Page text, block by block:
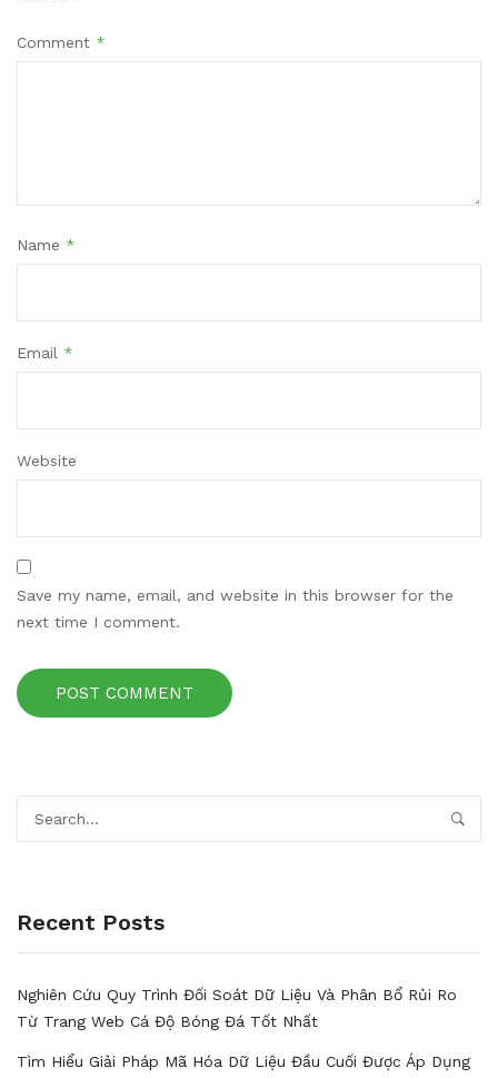
Comment *
Name *
Email *
Website
Save my name, email, and website in this browser for the
next time I comment.
Recent Posts
Nghiên Cứu Quy Trình Đối Soát Dữ Liệu Và Phân Bổ Rủi Ro
Từ Trang Web Cá Độ Bóng Đá Tốt Nhất
Tìm Hiểu Giải Pháp Mã Hóa Dữ Liệu Đầu Cuối Được Áp Dụng